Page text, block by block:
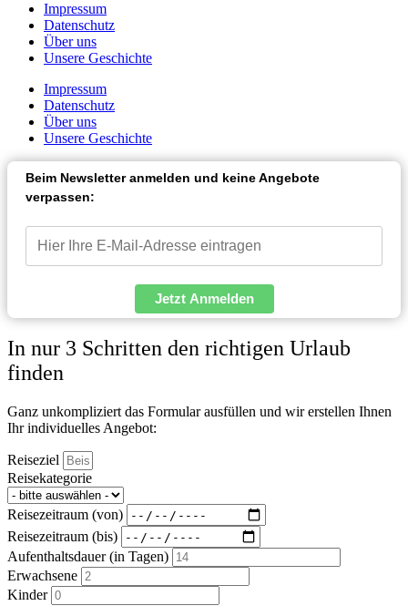
Impressum
Datenschutz
Über uns
Unsere Geschichte
Impressum
Datenschutz
Über uns
Unsere Geschichte
Beim Newsletter anmelden und keine Angebote
verpassen:
Jetzt Anmelden
In nur 3 Schritten den richtigen Urlaub
finden
Ganz unkompliziert das Formular ausfüllen und wir erstellen Ihnen
Ihr individuelles Angebot:
Reiseziel
Reisekategorie
Reisezeitraum (von)
Reisezeitraum (bis)
Aufenthaltsdauer (in Tagen)
Erwachsene
Kinder